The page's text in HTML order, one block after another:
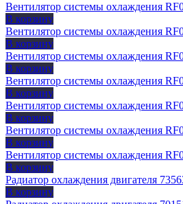
Вентилятор системы охлаждения
В корзину
Вентилятор системы охлаждения
В корзину
Вентилятор системы охлаждения
В корзину
Вентилятор системы охлаждения
В корзину
Вентилятор системы охлаждения
В корзину
Вентилятор системы охлаждения
В корзину
Вентилятор системы охлаждения
В корзину
Радиатор охлаждения двигателя
В корзину